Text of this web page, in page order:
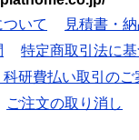
いて
見積書・
特定商取引法に
研費払い取引のご
ご注文の取り消し